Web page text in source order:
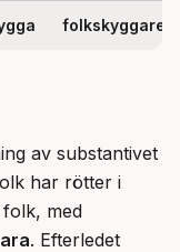
folkskyggare
av substantivet
har rötter i
med
. Efterledet